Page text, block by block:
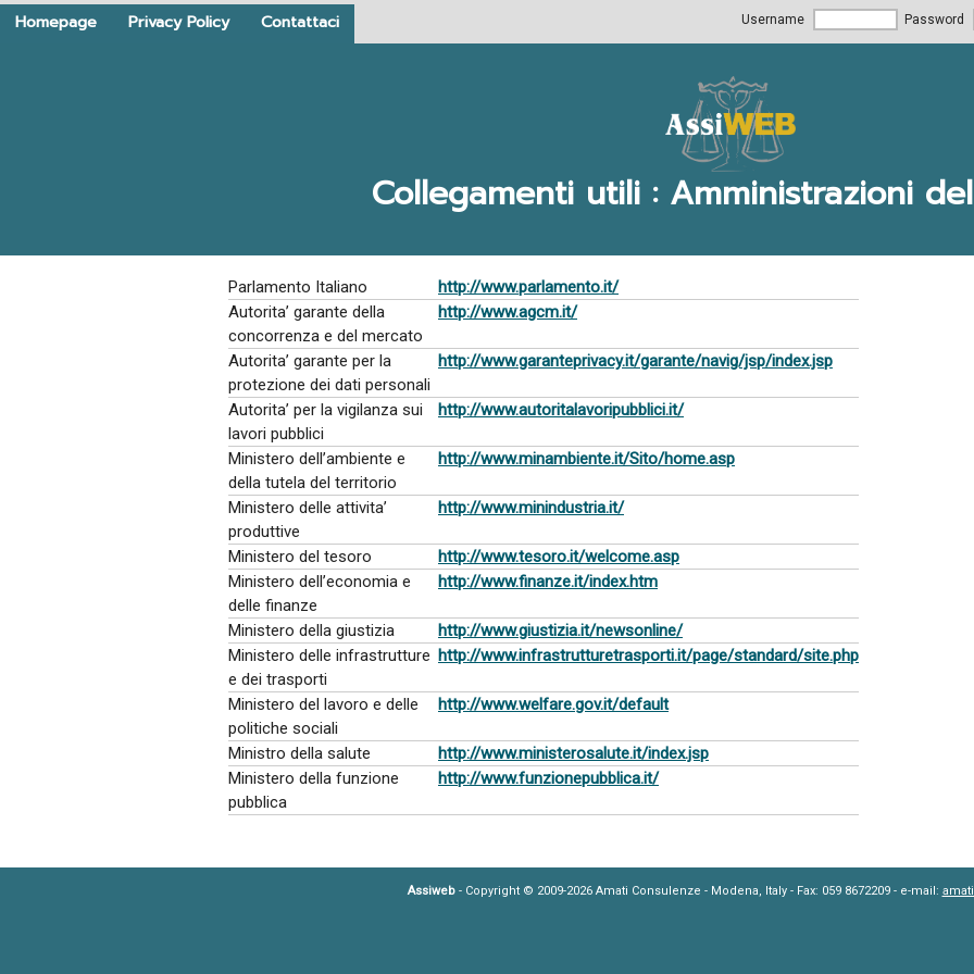
Username Password
Homepage Privacy Policy Contattaci
Collegamenti utili : Amministrazioni
Parlamento Italiano
http://www.parlamento.it/
Autorita’ garante della
concorrenza e del mercato
http://www.agcm.it/
Autorita’ garante per la
protezione dei dati personali
http://www.garanteprivacy.it/garante/navig/jsp/index.jsp
Autorita’ per la vigilanza sui
lavori pubblici
http://www.autoritalavoripubblici.it/
Ministero dell’ambiente e
della tutela del territorio
http://www.minambiente.it/Sito/home.asp
Ministero delle attivita’
produttive
http://www.minindustria.it/
Ministero del tesoro
http://www.tesoro.it/welcome.asp
Ministero dell’economia e
delle finanze
http://www.finanze.it/index.htm
Ministero della giustizia
http://www.giustizia.it/newsonline/
Ministero delle infrastrutture
e dei trasporti
http://www.infrastrutturetrasporti.it/page/standard/site.php
Ministero del lavoro e delle
politiche sociali
http://www.welfare.gov.it/default
Ministro della salute
http://www.ministerosalute.it/index.jsp
Ministero della funzione
pubblica
http://www.funzionepubblica.it/
Assiweb- Copyright © 2009-2026 Amati Consulenze - Modena, Italy - Fax: 059 8672209 - e-mail: